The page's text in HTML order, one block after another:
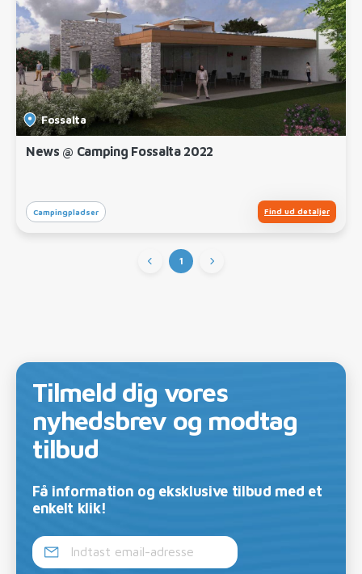
Fossalta
News @ Camping Fossalta 2022
Campingpladser Find ud detaljer
1
Tilmeld dig vores
nyhedsbrev og modtag
tilbud
Få information og eksklusive tilbud med et
enkelt klik!